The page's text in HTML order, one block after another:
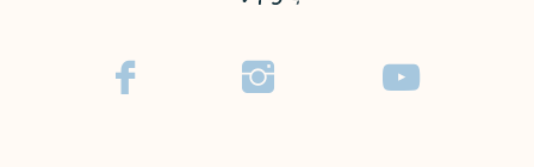
  